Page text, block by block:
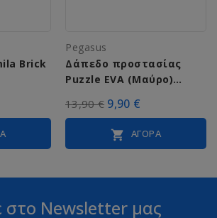
Brick
Pegasus
Δάπεδο προστασίας
Puzzle EVA (Μαύρο)
13,90 € 9,90 €
 ΑΓΟΡΆ
στο Newsletter μας